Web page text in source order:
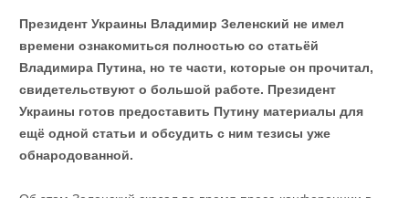
Президент Украины Владимир Зеленский не имел
времени ознакомиться полностью со статьёй
Владимира Путина, но те части, которые он прочитал,
свидетельствуют о большой работе. Президент
Украины готов предоставить Путину материалы для
ещё одной статьи и обсудить с ним тезисы уже
обнародованной.